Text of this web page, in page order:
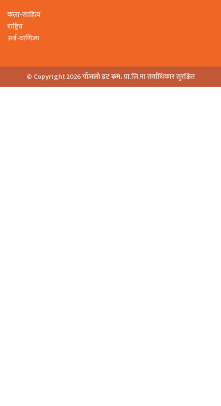
कला-साहित्य
राष्ट्रिय
अर्थ-वाणिज्य
© Copyright 2026पाँजलो डट कम.प्रा.लि.मा सर्वाधिकार सुरक्षित